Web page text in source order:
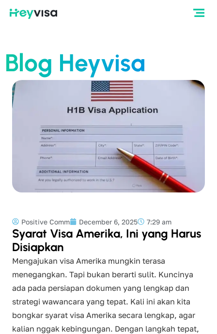
Blog Heyvisa
Positive Comm December 6, 2025 7:29 am
Syarat Visa Amerika, Ini yang Harus
Disiapkan
Mengajukan visa Amerika mungkin terasa
menegangkan. Tapi bukan berarti sulit. Kuncinya
ada pada persiapan dokumen yang lengkap dan
strategi wawancara yang tepat. Kali ini akan kita
bongkar syarat visa Amerika secara lengkap, agar
kalian nggak kebingungan. Dengan langkah tepat,